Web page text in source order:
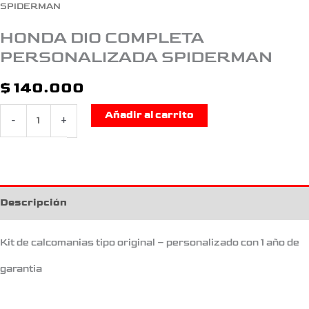
SPIDERMAN
HONDA DIO COMPLETA
PERSONALIZADA SPIDERMAN
$ 140.000
- +
Añadir al carrito
Descripción
Kit de calcomanias tipo original – personalizado con 1 año de
garantia